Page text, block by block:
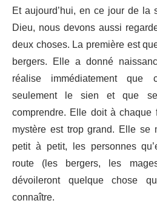
Et aujourd’hui, en ce jour de
Dieu, nous devons aussi
deux choses. La première est
bergers. Elle a donné
réalise immédiatement
seulement le sien et que
comprendre. Elle doit à
mystère est trop grand. Elle se
petit à petit, les personnes
route (les bergers, les
dévoileront quelque chose
connaître.